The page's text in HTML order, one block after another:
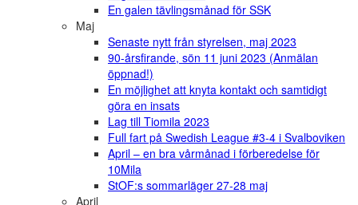
En galen tävlingsmånad för SSK
Maj
Senaste nytt från styrelsen, maj 2023
90-årsfirande, sön 11 juni 2023 (Anmälan
öppnad!)
En möjlighet att knyta kontakt och samtidigt
göra en insats
Lag till Tiomila 2023
Full fart på Swedish League #3-4 i Svalboviken
April – en bra vårmånad i förberedelse för
10Mila
StOF:s sommarläger 27-28 maj
April